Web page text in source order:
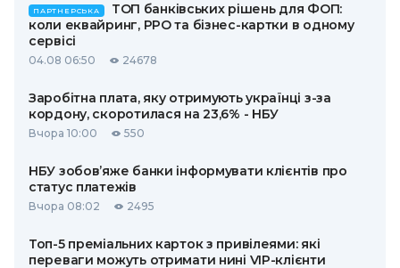
ПАРТНЕРСЬКА
ТОП банківських рішень для ФОП:
коли еквайринг, РРО та бізнес-картки в одному
сервісі
04.08 06:50 24678
Заробітна плата, яку отримують українці з-за
кордону, скоротилася на 23,6% - НБУ
Вчора 10:00 550
НБУ зобов’яже банки інформувати клієнтів про
статус платежів
Вчора 08:02 2495
Топ-5 преміальних карток з привілеями: які
переваги можуть отримати нині VIP-клієнти